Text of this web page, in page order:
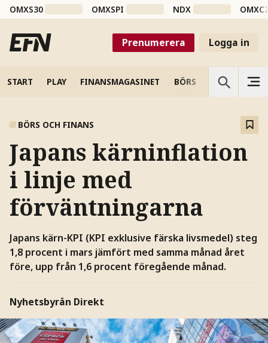
OMXS30 OMXSPI NDX
Prenumerera Logga in
START PLAY FINANSMAGASINET BÖRS VETENSKAP
BÖRS OCH FINANS
Japans kärninflation
i linje med
förväntningarna
Japans kärn-KPI (KPI exklusive färska livsmedel) steg
1,8 procent i mars jämfört med samma månad året
före, upp från 1,6 procent föregående månad.
Nyhetsbyrån Direkt